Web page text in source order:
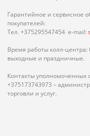
Гарантийное и сервисное
покупателей:
Тел. +375295547454 e-mail:
Время работы колл-центра:
выходные и праздничные.
Контакты уполномоченных
+375173743973 –
торговли и услуг.